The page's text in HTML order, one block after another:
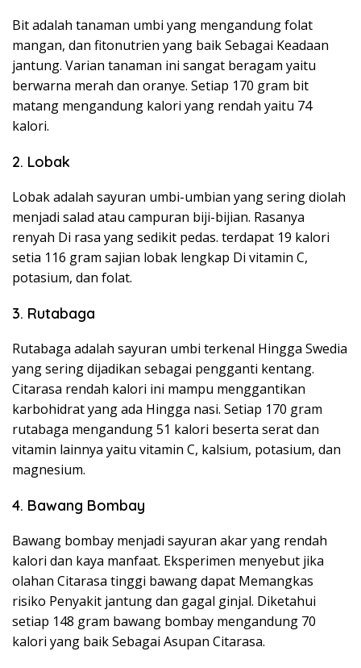
Bit adalah tanaman umbi yang mengandung folat
mangan, dan fitonutrien yang baik Sebagai Keadaan
jantung. Varian tanaman ini sangat beragam yaitu
berwarna merah dan oranye. Setiap 170 gram bit
matang mengandung kalori yang rendah yaitu 74
kalori.
2. Lobak
Lobak adalah sayuran umbi-umbian yang sering diolah
menjadi salad atau campuran biji-bijian. Rasanya
renyah Di rasa yang sedikit pedas. terdapat 19 kalori
setia 116 gram sajian lobak lengkap Di vitamin C,
potasium, dan folat.
3. Rutabaga
Rutabaga adalah sayuran umbi terkenal Hingga Swedia
yang sering dijadikan sebagai pengganti kentang.
Citarasa rendah kalori ini mampu menggantikan
karbohidrat yang ada Hingga nasi. Setiap 170 gram
rutabaga mengandung 51 kalori beserta serat dan
vitamin lainnya yaitu vitamin C, kalsium, potasium, dan
magnesium.
4. Bawang Bombay
Bawang bombay menjadi sayuran akar yang rendah
kalori dan kaya manfaat. Eksperimen menyebut jika
olahan Citarasa tinggi bawang dapat Memangkas
risiko Penyakit jantung dan gagal ginjal. Diketahui
setiap 148 gram bawang bombay mengandung 70
kalori yang baik Sebagai Asupan Citarasa.